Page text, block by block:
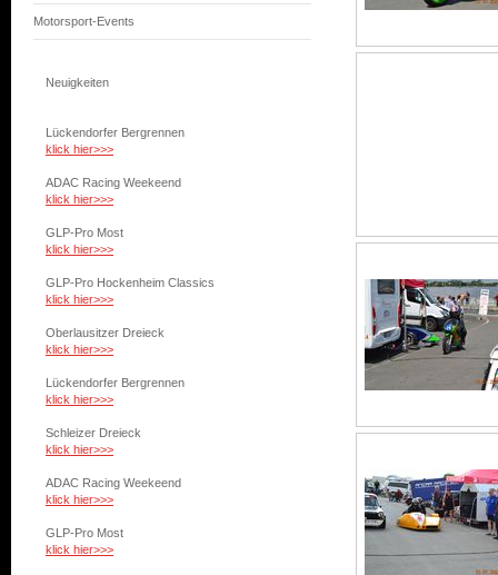
Motorsport-Events
Neuigkeiten
Lückendorfer Bergrennen
klick hier>>>
ADAC Racing Weekeend
klick hier>>>
GLP-Pro Most
klick hier>>>
GLP-Pro Hockenheim Classics
klick hier>>>
Oberlausitzer Dreieck
klick hier>>>
Lückendorfer Bergrennen
klick hier>>>
Schleizer Dreieck
klick hier>>>
ADAC Racing Weekeend
klick hier>>>
GLP-Pro Most
klick hier>>>